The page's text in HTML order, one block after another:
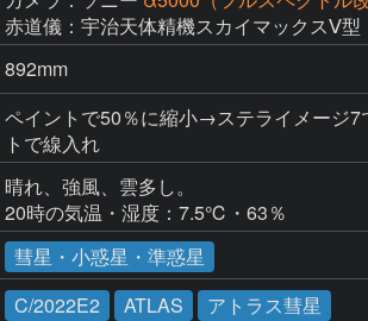
赤道儀：宇治天体精機スカイマックスⅤ型
892mm
ペイントで50％に縮小→ステライメージ
トで線入れ
晴れ、強風、雲多し。
20時の気温・湿度：7.5℃・63％
彗星・小惑星・準惑星
C/2022E2 ATLAS アトラス彗星